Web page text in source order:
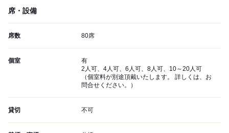
席・設備
席数 80席
個室
有
2人可、4人可、6人可、8人可、10～20人可
（個室料が別途頂戴いたします。 詳しくは、お
問合せください。）
貸切 不可